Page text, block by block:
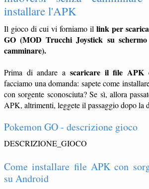
installare l'APK
Il gioco di cui vi forniamo il link per
GO (MOD Trucchi Joystick su schermo
camminare).
Prima di andare a scaricare il file APK
facciamo una domanda: sapete come
con sorgente sconosciuta? Se sì, allora
APK, altrimenti, leggete il passaggio dopo la
Pokemon GO - descrizione gioco
DESCRIZIONE_GIOCO
Come installare file APK con
su Android